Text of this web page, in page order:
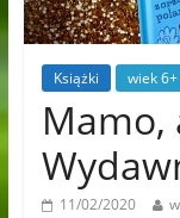
Książki wiek 6+
Mamo,
11/02/2020